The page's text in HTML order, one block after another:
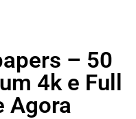
– 50
4k e Full
Agora